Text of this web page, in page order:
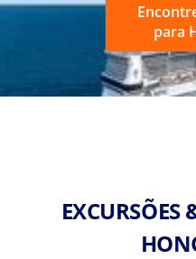
para
EXCURSÕES